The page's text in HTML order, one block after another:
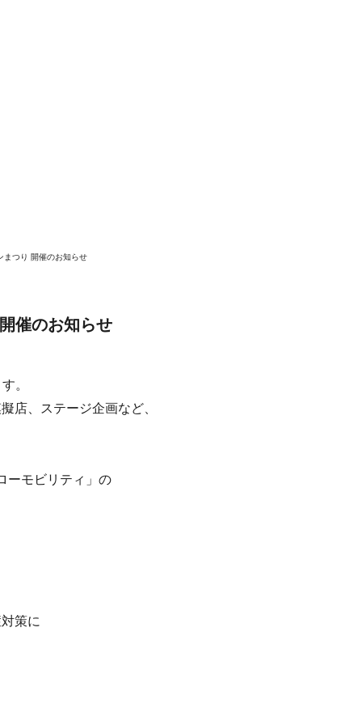
まつり 開催のお知らせ
催のお知らせ
。
店、ステージ企画など、
ーモビリティ」の
策に